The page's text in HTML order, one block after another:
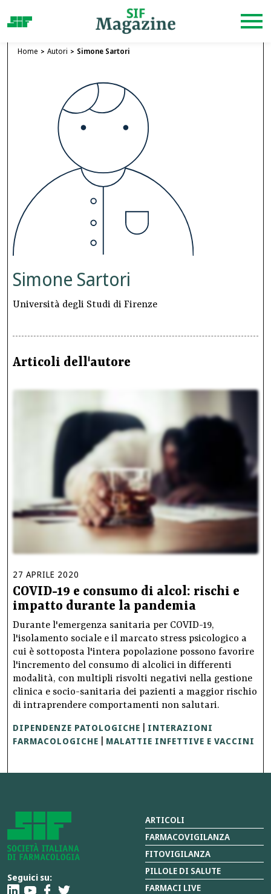
Home Autori Simone Sartori
Simone Sartori
Università degli Studi di Firenze
Articoli dell'autore
27 APRILE 2020
COVID-19 e consumo di alcol: rischi e
impatto durante la pandemia
Durante l'emergenza sanitaria per COVID-19,
l'isolamento sociale e il marcato stress psicologico a
cui è sottoposta l'intera popolazione possono favorire
l'incremento del consumo di alcolici in differenti
modalità, con multipli risvolti negativi nella gestione
clinica e socio-sanitaria dei pazienti a maggior rischio
di intraprendere comportamenti non salutari.
DIPENDENZE PATOLOGICHE
INTERAZIONI
FARMACOLOGICHE
MALATTIE INFETTIVE E VACCINI
Seguici su:
ARTICOLI
FARMACOVIGILANZA
FITOVIGILANZA
PILLOLE DI SALUTE
FARMACI LIVE